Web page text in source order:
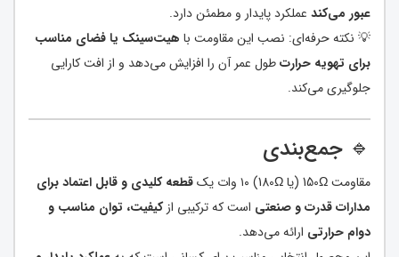
عبور می‌کند عملکرد پایدار و مطمئن دارد.
💡 نکته حرفه‌ای: نصب این مقاومت با هیت‌سینک یا فضای مناسب
برای تهویه حرارتطول عمر آن را افزایش می‌دهد و از افت کارایی
جلوگیری می‌کند.
🔹 جمع‌بندی
مقاومت 150Ω (یا 180Ω) ۱۰ وات یک
قطعه کلیدی و قابل اعتماد برای
مدارات قدرت و صنعتی است که ترکیبی ازکیفیت، توان مناسب و
دوام حرارتی ارائه می‌دهد.